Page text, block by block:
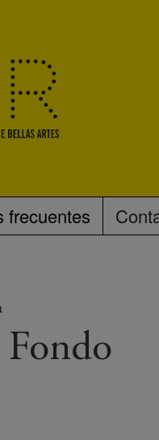
frecuentes
Fondo